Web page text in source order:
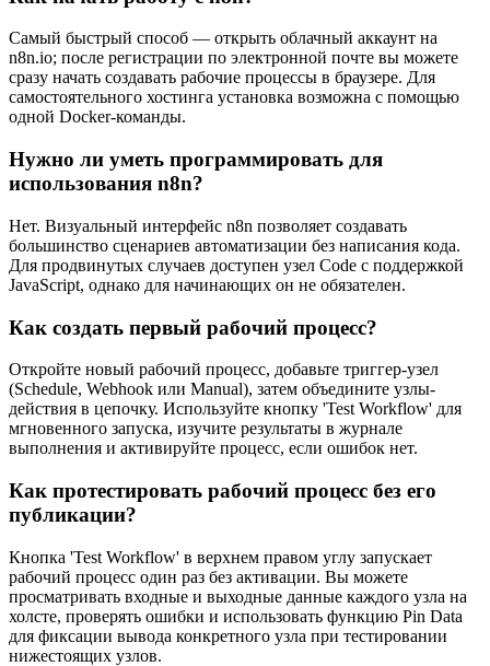
Самый быстрый способ — открыть облачный аккаунт на
n8n.io; после регистрации по электронной почте вы можете
сразу начать создавать рабочие процессы в браузере. Для
самостоятельного хостинга установка возможна с помощью
одной Docker-команды.
Нужно ли уметь программировать для
использования n8n?
Нет. Визуальный интерфейс n8n позволяет создавать
большинство сценариев автоматизации без написания кода.
Для продвинутых случаев доступен узел Code с поддержкой
JavaScript, однако для начинающих он не обязателен.
Как создать первый рабочий процесс?
Откройте новый рабочий процесс, добавьте триггер-узел
(Schedule, Webhook или Manual), затем объедините узлы-
действия в цепочку. Используйте кнопку 'Test Workflow' для
мгновенного запуска, изучите результаты в журнале
выполнения и активируйте процесс, если ошибок нет.
Как протестировать рабочий процесс без его
публикации?
Кнопка 'Test Workflow' в верхнем правом углу запускает
рабочий процесс один раз без активации. Вы можете
просматривать входные и выходные данные каждого узла на
холсте, проверять ошибки и использовать функцию Pin Data
для фиксации вывода конкретного узла при тестировании
нижестоящих узлов.